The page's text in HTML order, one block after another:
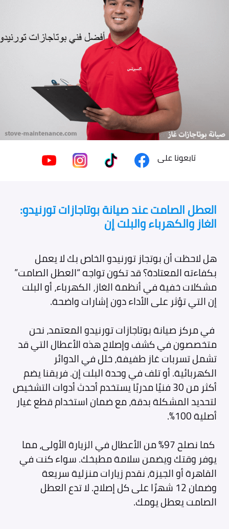
تابعونا على
العطل الصامت عند صيانة بوتاجازات تورنيدو:
الغاز والكهرباء والبلت إن
هل لاحظت أن بوتجاز تورنيدو الخاص بك لا يعمل
بكفاءته المعتادة؟ قد تكون تواجه “العطل الصامت”
مشكلات خفية في أنظمة الغاز، الكهرباء، أو البلت
إن التي تؤثر على الأداء دون إشارات واضحة.
في مركز صيانة بوتاجازات تورنيدو المعتمد، نحن
متخصصون في كشف وإصلاح هذه الأعطال التي قد
تشمل تسربات غاز طفيفة، خلل في الدوائر
الكهربائية. أو تلف في وحدة البلت إن. فريقنا يضم
أكثر من 30 فنيًا مدربًا يستخدم أحدث أدوات التشخيص
لتحديد المشكلة بدقة، مع ضمان استخدام قطع غيار
أصلية 100%.
كما نصلح 97% من الأعطال في الزيارة الأولى، مما
يوفر وقتك ويضمن سلامة مطبخك. سواء كنت في
القاهرة أو الجيزة، نقدم زيارات منزلية سريعة
وضمان 12 شهرًا على كل إصلاح. لا تدع العطل
الصامت يعطل يومك.